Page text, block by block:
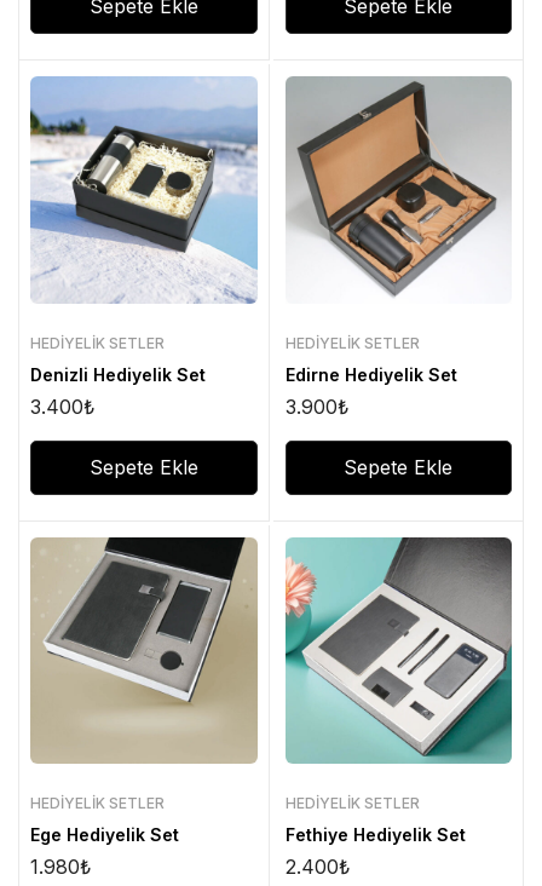
Sepete Ekle Sepete Ekle
HEDIYELIK SETLER
Denizli Hediyelik Set
3.400₺
Sepete Ekle
HEDIYELIK SETLER
Edirne Hediyelik Set
3.900₺
Sepete Ekle
HEDIYELIK SETLER
Ege Hediyelik Set
1.980₺
HEDIYELIK SETLER
Fethiye Hediyelik Set
2.400₺